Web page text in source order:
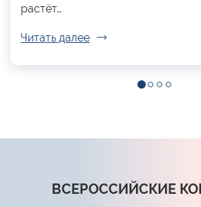
растёт…
Читать далее
ВСЕРОССИЙСКИЕ